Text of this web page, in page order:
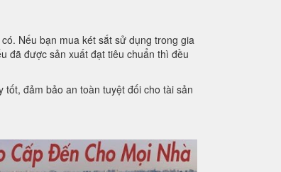
Nếu bạn mua két sắt sử dụng trong gia
đã được sản xuất đạt tiêu chuẩn thì đều
đảm bảo an toàn tuyệt đối cho tài sản